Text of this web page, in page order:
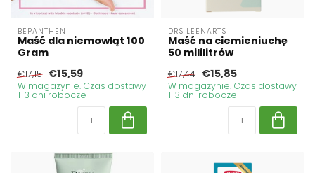
BEPANTHEN
Maść dla niemowląt 100
Gram
€17,15 €15,59
W magazynie. Czas dostawy
1-3 dni robocze
DRS LEENARTS
Maść na ciemieniuchę
50 mililitrów
€17,44 €15,85
W magazynie. Czas dostawy
1-3 dni robocze